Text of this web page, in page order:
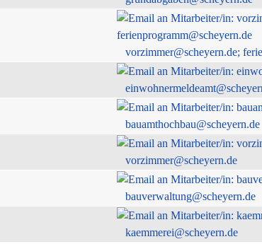
vorzimmer@scheyern.de;
bauamthochbau@scheyern.de
vorzimmer@scheyern.de
bauverwaltung@scheyern.de
kaemmerei@scheyern.de